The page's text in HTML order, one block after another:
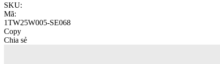
SKU:
Mã:
1TW25W005-SE068
Copy
Chia sẻ